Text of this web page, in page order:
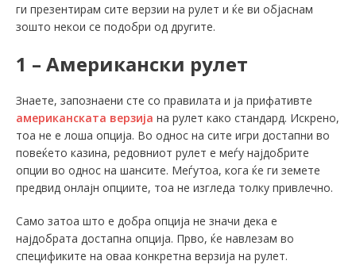
ги презентирам сите верзии на рулет и ќе ви објаснам
зошто некои се подобри од другите.
1 – Американски рулет
Знаете, запознаени сте со правилата и ја прифативте
американската верзија на рулет како стандард. Искрено,
тоа не е лоша опција. Во однос на сите игри достапни во
повеќето казина, редовниот рулет е меѓу најдобрите
опции во однос на шансите. Меѓутоа, кога ќе ги земете
предвид онлајн опциите, тоа не изгледа толку привлечно.
Само затоа што е добра опција не значи дека е
најдобрата достапна опција. Прво, ќе навлезам во
спецификите на оваа конкретна верзија на рулет.